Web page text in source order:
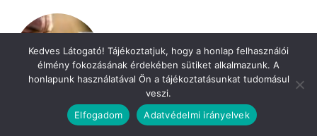
Kedves Látogató! Tájékoztatjuk, hogy a honlap felhasználói
élmény fokozásának érdekében sütiket alkalmazunk. A
honlapunk használatával Ön a tájékoztatásunkat tudomásul
veszi.
Elfogadom
Adatvédelmi irányelvek